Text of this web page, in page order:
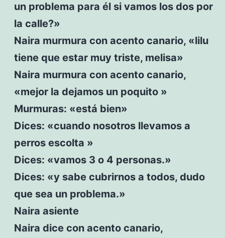
un problema para él si vamos los dos por
la calle?»
Naira murmura con acento canario, «lilu
tiene que estar muy triste, melisa»
Naira murmura con acento canario,
«mejor la dejamos un poquito »
Murmuras: «está bien»
Dices: «cuando nosotros llevamos a
perros escolta »
Dices: «vamos 3 o 4 personas.»
Dices: «y sabe cubrirnos a todos, dudo
que sea un problema.»
Naira asiente
Naira dice con acento canario,